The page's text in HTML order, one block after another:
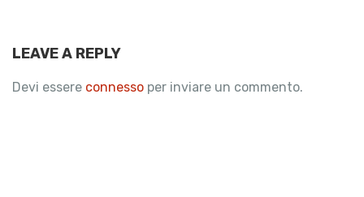
LEAVE A REPLY
Devi essere connesso per inviare un commento.